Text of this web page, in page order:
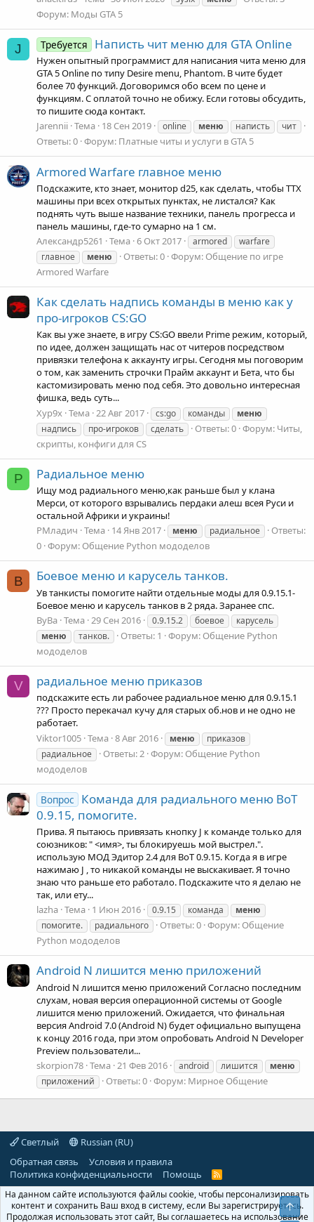
Форум: Моды GTA 5
J Требуется Написть чит меню для GTA Online
Нужен опытный программист для написания чита меню для
GTA 5 Online по типу Desire menu, Phantom. В чите будет
более 70 функций. Договоримся обо всем по цене и
функциям. С оплатой точно не обижу. Если готовы обсудить,
то пишите сюда контакт.
Jarennii Тема 18 Сен 2019 online меню написть чит
Ответы: 0 Форум: Платные читы и услуги в GTA 5
Armored Warfare главное меню
Подскажите, кто знает, монитор d25, как сделать, чтобы ТТХ
машины при всех открытых пунктах, не листался? Как
поднять чуть выше название техники, панель прогресса и
панель машины, где-то сумарно на 1 см.
Александр5261
Тема 6 Окт 2017 armored
warfare
главное
меню Ответы: 0 Форум: Общение по игре
Armored Warfare
Как сделать надпись команды в меню как у
про-игроков CS:GO
Как вы уже знаете, в игру CS:GO ввели Prime режим, который,
по идее, должен защищать нас от читеров посредством
привязки телефона к аккаунту игры. Сегодня мы поговорим
о том, как заменить строчки Прайм аккаунт и Бета, что бы
кастомизировать меню под себя. Это довольно интересная
фишка, ведь суть...
Xyp9x Тема 22 Авг 2017 cs:go команды
меню
надпись
про-игроков сделать Ответы: 0 Форум: Читы,
скрипты, конфиги для CS
Р Радиальное меню
Ищу мод радиального меню,как раньше был у клана
Мерси, от которого взрывались пердаки алеш всея Руси и
остальной Африки и украины!
РМладич Тема 14 Янв 2017 меню радиальное
Ответы:
0 Форум: Общение Python мододелов
B Боевое меню и карусель танков.
Ув танкисты помогите найти отдельные моды для 0.9.15.1-
Боевое меню и карусель танков в 2 ряда. Заранее спс.
ByBa Тема 29 Сен 2016 0.9.15.2 боевое
карусель
меню
танков. Ответы: 1 Форум: Общение Python
мододелов
V радиальное меню приказов
подскажите есть ли рабочее радиальное меню для 0.9.15.1
??? Просто перекачал кучу для старых об.нов и не одно не
работает.
Viktor1005 Тема 8 Авг 2016 меню
приказов
радиальное
Ответы: 2 Форум: Общение Python
мододелов
Вопрос
Команда для радиального меню ВоТ
0.9.15, помогите.
Прива. Я пытаюсь привязать кнопку J к команде только для
союзников: " <имя>, ты блокируешь мой выстрел.".
использую МОД Эдитор 2.4 для ВоТ 0.9.15. Когда я в игре
нажимаю J , то никакой команды не выскакивает. Я точно
знаю что раньше ето работало. Подскажите что я делаю не
так, или ету...
lazha Тема 1 Июн 2016 0.9.15 команда
меню
помогите.
радиального Ответы: 0 Форум: Общение
Python мододелов
Android N лишится меню приложений
Android N лишится меню приложений Согласно последним
слухам, новая версия операционной системы от Google
лишится меню приложений. Ожидается, что финальная
версия Android 7.0 (Android N) будет официально выпущена
к концу 2016 года, при этом опробовать Android N Developer
Preview пользователи...
skorpion78 Тема 21 Фев 2016 android лишится
меню
приложений
Ответы: 0 Форум: Мирное Общение
Светлый
Russian (RU)
Обратная связь
Условия и правила
Политика конфиденциальности
Помощь
R
S
На данном сайте используются файлы cookie, чтобы персонализировать
контент и сохранить Ваш вход в систему, если Вы зарегистрируетесь.
Продолжая использовать этот сайт, Вы соглашаетесь на использование